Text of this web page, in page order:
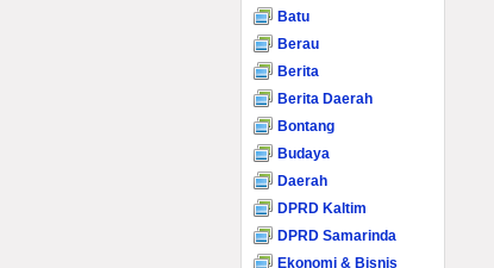
Batu
Berau
Berita
Berita Daerah
Bontang
Budaya
Daerah
DPRD Kaltim
DPRD Samarinda
Ekonomi & Bisnis